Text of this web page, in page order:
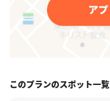
このプランのスポット一覧